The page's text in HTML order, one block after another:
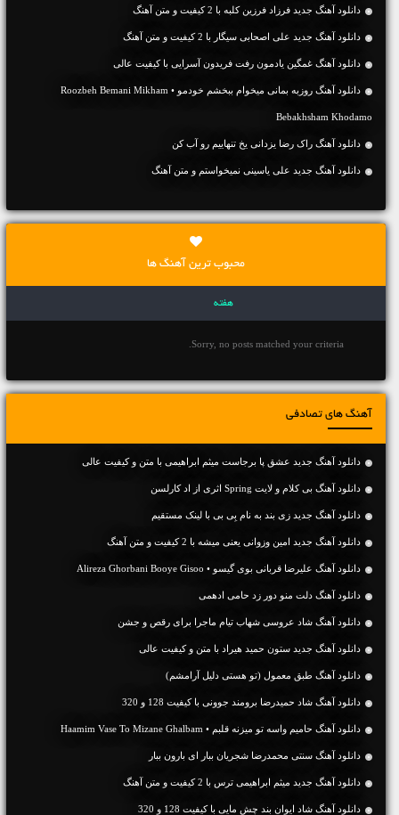
دانلود آهنگ جديد فرزاد فرزین کلبه با 2 کیفیت و متن آهنگ
دانلود آهنگ جديد علی اصحابی سیگار با 2 کیفیت و متن آهنگ
دانلود آهنگ غمگین یادمون رفت فریدون آسرایی با کیفیت عالی
دانلود آهنگ روزبه بمانی میخوام ببخشم خودمو • Roozbeh Bemani Mikham
Bebakhsham Khodamo
دانلود آهنگ راک رضا یزدانی یخ تنهاییم رو آب کن
دانلود آهنگ جديد علی یاسینی نمیخواستم و متن آهنگ
محبوب ترین آهنگ ها
هفته
Sorry, no posts matched your criteria.
آهنگ های تصادفی
دانلود آهنگ جديد عشق پا برجاست میثم ابراهیمی با متن و کیفیت عالی
دانلود آهنگ بی کلام و لایت Spring اثری از اد کارلسن
دانلود آهنگ جديد زی بند به نام بِی بی با لینک مستقیم
دانلود آهنگ جديد امین وزوانی یعنی میشه با 2 کیفیت و متن آهنگ
دانلود آهنگ علیرضا قربانی بوی گیسو • Alireza Ghorbani Booye Gisoo
دانلود آهنگ دلت منو دور زد حامی ادهمی
دانلود آهنگ شاد عروسی شهاب تیام ماجرا برای رقص و جشن
دانلود آهنگ جديد ستون حمید هیراد با متن و کیفیت عالی
دانلود آهنگ طبق معمول (تو هستی دلیل آرامشم)
دانلود آهنگ شاد حمیدرضا برومند جوونی با کیفیت 128 و 320
دانلود آهنگ حامیم واسه تو میزنه قلبم • Haamim Vase To Mizane Ghalbam
دانلود آهنگ سنتی محمدرضا شجریان ببار ای بارون ببار
دانلود آهنگ جديد میثم ابراهیمی ترس با 2 کیفیت و متن آهنگ
دانلود آهنگ شاد ایوان بند چش مایی با کیفیت 128 و 320